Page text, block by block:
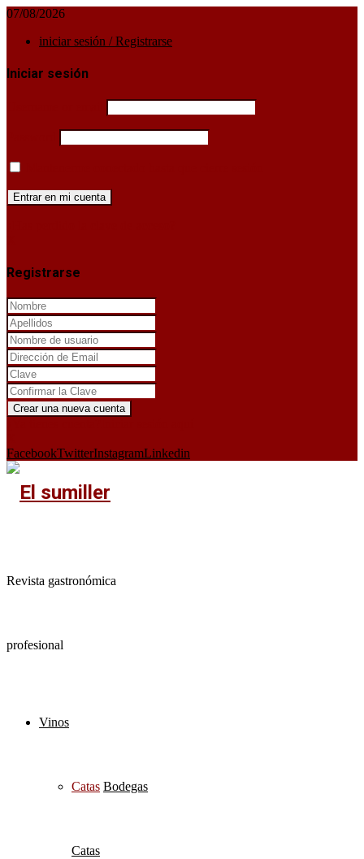
07/08/2026
iniciar sesión / Registrarse
Iniciar sesión
Registrarse
FacebookTwitterInstagramLinkedin
Revista gastronómica
profesional
Vinos
Catas Bodegas
Catas